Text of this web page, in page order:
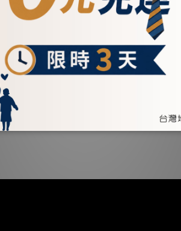
會時尚風吐司包手提/側背/後背包-兩色
NT$4,800